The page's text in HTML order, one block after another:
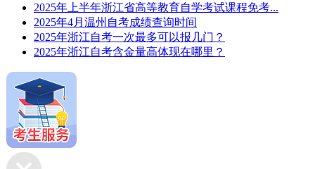
2025年上半年浙江省高等教育自学考试课程免考...
2025年4月温州自考成绩查询时间
2025年浙江自考一次最多可以报几门？
2025年浙江自考含金量高体现在哪里？